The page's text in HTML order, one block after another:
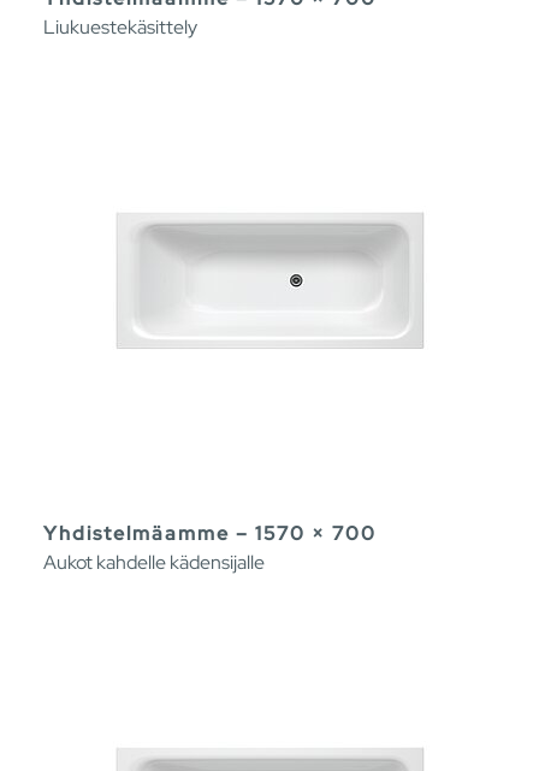
Liukuestekäsittely
Yhdistelmäamme – 1570 × 700
Aukot kahdelle kädensijalle